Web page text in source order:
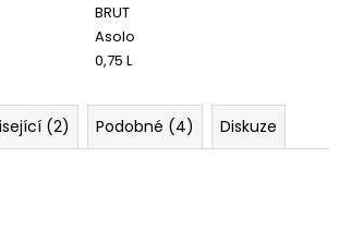
BRUT
Asolo
0,75 L
(2) Podobné (4) Diskuze